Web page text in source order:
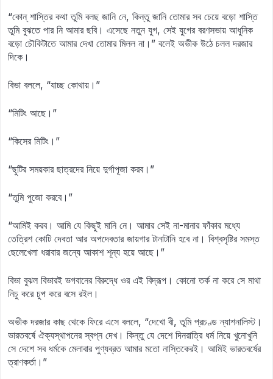
“কোন্‌ শাস্তির কথা তুমি বলছ জানি নে, কিন্তু জানি তোমার সব চেয়ে বড়ো শাস্তি
তুমি বুঝতে পার নি আমার ছবি। এসেছে নতুন যুগ, সেই যুগের বরণসভায় আধুনিক
বড়ো চৌকিটাতে আমার দেখা তোমার মিলল না।” বলেই অভীক উঠে চলল দরজার
দিকে।
বিভা বললে, “যাচ্ছ কোথায়।”
“মিটিং আছে।”
“কিসের মিটিং।”
“ছুটির সময়কার ছাত্রদের নিয়ে দুর্গাপূজা করব।”
“তুমি পুজো করবে।”
“আমিই করব। আমি যে কিছুই মানি নে। আমার সেই না-মানার ফাঁকার মধ্যে
তেত্রিশ কোটি দেবতা আর অপদেবতার জায়গার টানাটানি হবে না। বিশ্বসৃষ্টির সমস্ত
ছেলেখেলা ধরাবার জন্যে আকাশ শূন্য হয়ে আছে।”
বিভা বুঝল বিভারই ভগবানের বিরুদ্ধে ওর এই বিদ্রূপ। কোনো তর্ক না করে সে মাথা
নিচু করে চুপ করে বসে রইল।
অভীক দরজার কাছ থেকে ফিরে এসে বললে, “দেখো বী, তুমি প্রচণ্ড ন্যাশনালিস্ট।
ভারতবর্ষে ঐক্যস্থাপনের স্বপ্ন দেখ। কিন্তু যে দেশে দিনরাত্রি ধর্ম নিয়ে খুনোখুনি
সে দেশে সব ধর্মকে মেলাবার পুণ্যব্রত আমার মতো নাস্তিকেরই। আমিই ভারতবর্ষের
ত্রাণকর্তা।”